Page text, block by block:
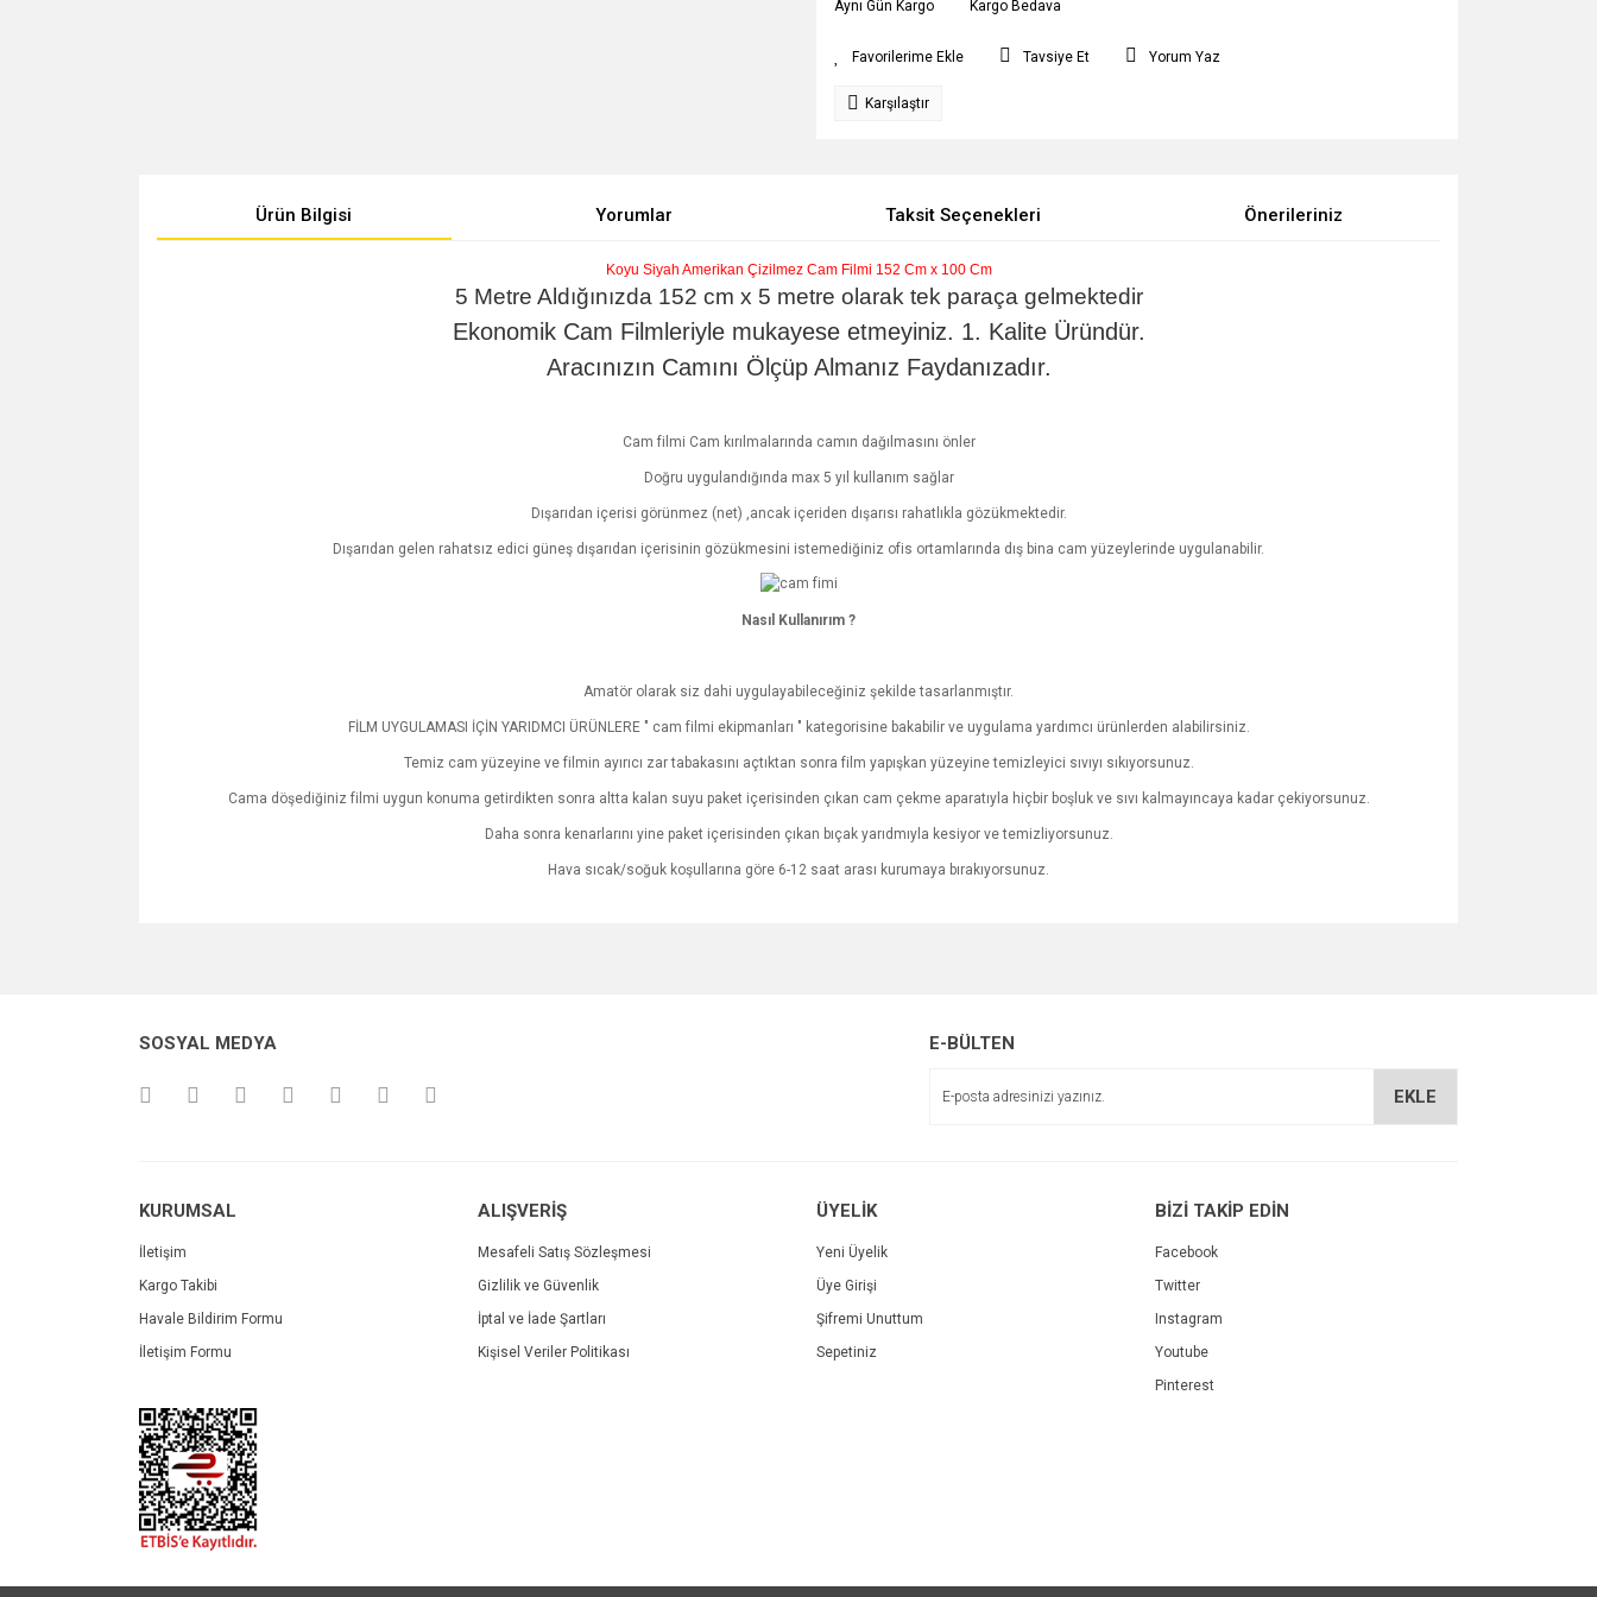
Aynı Gün Kargo Kargo Bedava
Tavsiye Et Yorum Yaz
Karşılaştır
Ürün Bilgisi Yorumlar Taksit Seçenekleri Önerileriniz
Koyu Siyah Amerikan Çizilmez Cam Filmi 152 Cm x 100 Cm
5 Metre Aldığınızda 152 cm x 5 metre olarak tek paraça gelmektedir
Ekonomik Cam Filmleriyle mukayese etmeyiniz. 1. Kalite Üründür.
Aracınızın Camını Ölçüp Almanız Faydanızadır.
Cam filmi Cam kırılmalarında camın dağılmasını önler
Doğru uygulandığında max 5 yıl kullanım sağlar
Dışarıdan içerisi görünmez (net) ,ancak içeriden dışarısı rahatlıkla gözükmektedir.
Dışarıdan gelen rahatsız edici güneş dışarıdan içerisinin gözükmesini istemediğiniz ofis ortamlarında dış bina cam yüzeylerinde uygulanabilir.
Nasıl Kullanırım ?
Amatör olarak siz dahi uygulayabileceğiniz şekilde tasarlanmıştır.
FİLM UYGULAMASI İÇİN YARIDMCI ÜRÜNLERE " cam filmi ekipmanları " kategorisine bakabilir ve uygulama yardımcı ürünlerden alabilirsiniz.
Temiz cam yüzeyine ve filmin ayırıcı zar tabakasını açtıktan sonra film yapışkan yüzeyine temizleyici sıvıyı sıkıyorsunuz.
Cama döşediğiniz filmi uygun konuma getirdikten sonra altta kalan suyu paket içerisinden çıkan cam çekme aparatıyla hiçbir boşluk ve sıvı kalmayıncaya kadar çekiyorsunuz.
Daha sonra kenarlarını yine paket içerisinden çıkan bıçak yarıdmıyla kesiyor ve temizliyorsunuz.
Hava sıcak/soğuk koşullarına göre 6-12 saat arası kurumaya bırakıyorsunuz.
Ürün açıklamasında eksik bilgiler bulunuyor.
SOSYAL MEDYA E-BÜLTEN
EKLE
KURUMSAL
İletişim
Kargo Takibi
Havale Bildirim Formu
İletişim Formu
ALIŞVERİŞ
Mesafeli Satış Sözleşmesi
Gizlilik ve Güvenlik
İptal ve İade Şartları
Kişisel Veriler Politikası
ÜYELİK
Yeni Üyelik
Üye Girişi
Şifremi Unuttum
Sepetiniz
BİZİ TAKİP EDİN
Facebook
Twitter
Instagram
Youtube
Pinterest